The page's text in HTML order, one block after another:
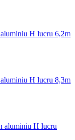
H lucru 6,2m
H lucru 8,3m
aluminiu H lucru